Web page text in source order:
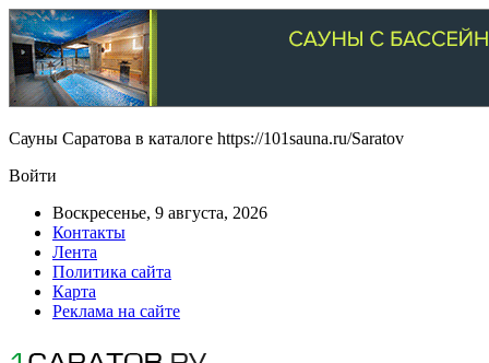
Сауны Саратова в каталоге https://101sauna.ru/Saratov
Войти
Воскресенье, 9 августа, 2026
Контакты
Лента
Политика сайта
Карта
Реклама на сайте